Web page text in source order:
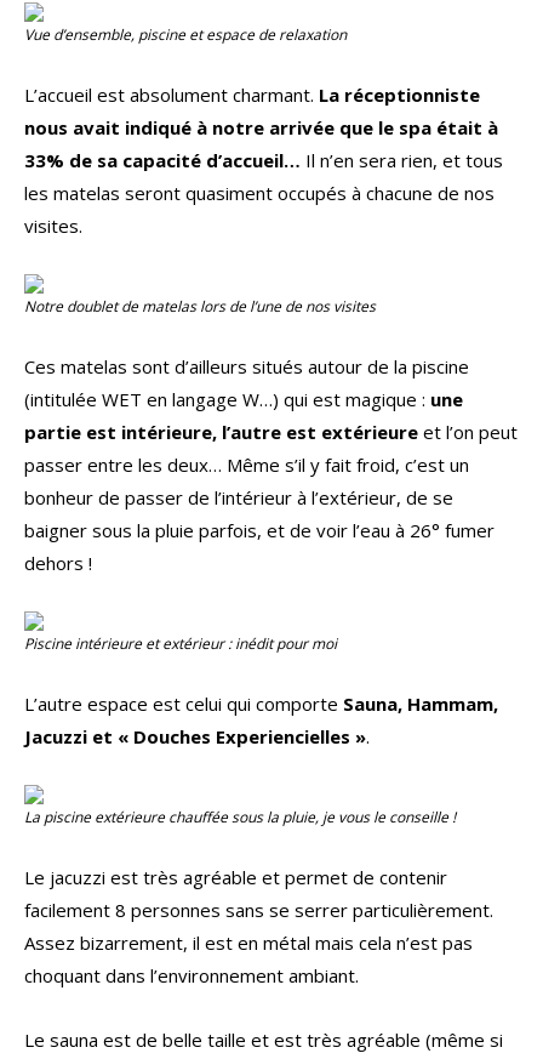
Vue d’ensemble, piscine et espace de relaxation
L’accueil est absolument charmant. La réceptionniste
nous avait indiqué à notre arrivée que le spa était à
33% de sa capacité d’accueil… Il n’en sera rien, et tous
les matelas seront quasiment occupés à chacune de nos
visites.
Notre doublet de matelas lors de l’une de nos visites
Ces matelas sont d’ailleurs situés autour de la piscine
(intitulée WET en langage W…) qui est magique : une
partie est intérieure, l’autre est extérieure et l’on peut
passer entre les deux… Même s’il y fait froid, c’est un
bonheur de passer de l’intérieur à l’extérieur, de se
baigner sous la pluie parfois, et de voir l’eau à 26° fumer
dehors !
Piscine intérieure et extérieur : inédit pour moi
L’autre espace est celui qui comporte Sauna, Hammam,
Jacuzzi et « Douches Experiencielles ».
La piscine extérieure chauffée sous la pluie, je vous le conseille !
Le jacuzzi est très agréable et permet de contenir
facilement 8 personnes sans se serrer particulièrement.
Assez bizarrement, il est en métal mais cela n’est pas
choquant dans l’environnement ambiant.
Le sauna est de belle taille et est très agréable (même si